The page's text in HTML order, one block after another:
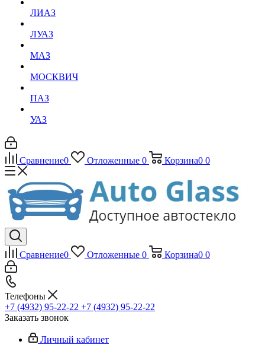
ЛИАЗ
ЛУАЗ
МАЗ
МОСКВИЧ
ПАЗ
УАЗ
Сравнение0 Отложенные 0 Корзина0 0
Сравнение0 Отложенные 0 Корзина0 0
Телефоны
+7 (4932) 95-22-22 +7 (4932) 95-22-22
Заказать звонок
Личный кабинет